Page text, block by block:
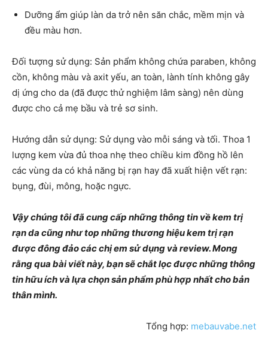
Dưỡng ẩm giúp làn da trở nên săn chắc, mềm mịn và
đều màu hơn.
Đối tượng sử dụng: Sản phẩm không chứa paraben, không
cồn, không màu và axit yếu, an toàn, lành tính không gây
dị ứng cho da (đã được thử nghiệm lâm sàng) nên dùng
được cho cả mẹ bầu và trẻ sơ sinh.
Hướng dẫn sử dụng: Sử dụng vào mỗi sáng và tối. Thoa 1
lượng kem vừa đủ thoa nhẹ theo chiều kim đồng hồ lên
các vùng da có khả năng bị rạn hay đã xuất hiện vết rạn:
bụng, đùi, mông, hoặc ngực.
Vậy chúng tôi đã cung cấp những thông tin về kem trị
rạn da cũng như top những thương hiệu kem trị rạn
được đông đảo các chị em sử dụng và review. Mong
rằng qua bài viết này, bạn sẽ chắt lọc được những thông
tin hữu ích và lựa chọn sản phẩm phù hợp nhất cho bản
thân mình.
Tổng hợp: mebauvabe.net